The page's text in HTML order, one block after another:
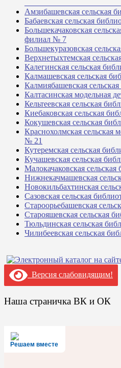
Амзибашевская сельская
Бабаевская сельская
Большекачаковская
филиал № 7
Большекуразовская
Верхнетыхтемская
Калегинская сельская
Калмашевская сельская
Калмиябашевская
Калтасинская модельная
Кельтеевская сельская
Киебаковская сельская
Кокушевская сельская
Краснохолмская сельская
№ 21
Кутеремская сельская
Кучашевская сельская
Малокачаковская
Нижнекачмашевская
Новокильбахтинская
Сазовская сельская
Староорьебашевская
Старояшевская сельская
Тюльдинская сельская
Чилибеевская сельская
Версия слабовидящим!
Наша страничка ВК и ОК
Решаем вместе